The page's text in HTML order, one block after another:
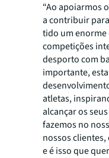
“Ao apoiarmos
a contribuir
tido um enorme
competições
desporto com
importante,
atletas,
alcançar os
fazemos no
nossos
e é isso que